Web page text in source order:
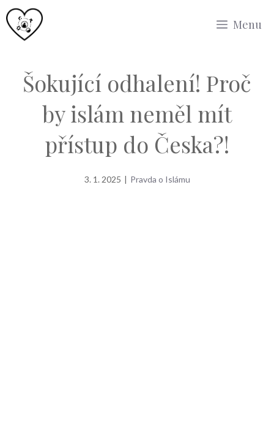
Přeskočit
na
Menu
Šokující odhalení! Proč
by islám neměl mít
přístup do Česka?!
3. 1. 2025 | Pravda o Islámu